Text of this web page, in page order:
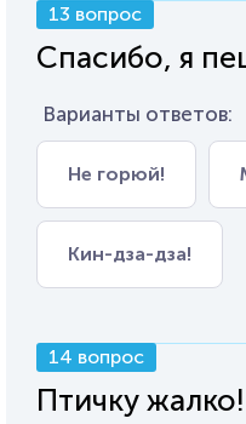
13 вопрос
Спасибо, я
Варианты ответов:
Не горюй!
Кин-дза-дза!
14 вопрос
Птичку жалко!